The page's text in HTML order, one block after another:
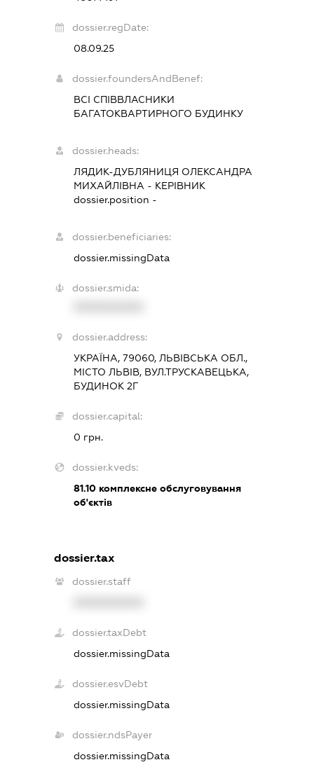
dossier.regDate:
08.09.25
dossier.foundersAndBenef:
ВСІ СПІВВЛАСНИКИ
БАГАТОКВАРТИРНОГО БУДИНКУ
dossier.heads:
ЛЯДИК-ДУБЛЯНИЦЯ ОЛЕКСАНДРА
МИХАЙЛІВНА - КЕРІВНИК
dossier.position -
dossier.beneficiaries:
dossier.missingData
dossier.smida:
dossier.address:
УКРАЇНА, 79060, ЛЬВІВСЬКА ОБЛ.,
МІСТО ЛЬВІВ, ВУЛ.ТРУСКАВЕЦЬКА,
БУДИНОК 2Г
dossier.capital:
0 грн.
dossier.kveds:
81.10комплексне обслуговування
об'єктів
dossier.tax
dossier.staff
dossier.taxDebt
dossier.missingData
dossier.esvDebt
dossier.missingData
dossier.ndsPayer
dossier.missingData